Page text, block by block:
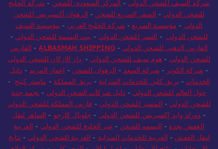
شركة السيف للشحن الدولي - المركز السعودي للشحن - شركة الخليج
للشحن الدولي - الصقر السريع للشحن - الرهوان أكسبريس للشحن
الدولي - مؤسسة السريع - شركة الخليج العربي - مؤسسة السيف
للشحن الدولي - النسر للشحن الدولي - بيت البسمة للشحن الدولي -
الفارس الذهبي للشحن الدولي -
ALBASMAH SHIPPING
- الفارس
للشحن الدولي - هوم سيف للشحن الدولي -دار الاركان للشحن الدولي
- شركة الكوثر - شركة السعد - الرهوان للشحن - اعمار المريم - دليل
الخدمات - بريق كلين للخدمات المنزلية - بريق المملكة - ماستر كينج -
حول العالم للشحن الدولي - دليل شركات الشحن الدولي - نجمة جدة
للشحن الدولي - المتميز للشحن الدولي - فارس المملكة للشحن الدولي
- وورلد وايد إكسبريس للشحن الدولي - جلوبال كارجو - الساهر لنقل
العفش بجدة - البسمه للشحن - عبر الخليج للشحن الدولي - العربية
لنقل العفش - العربية للخدمات المنزلية - العربية للشحن الدولي - نتايج